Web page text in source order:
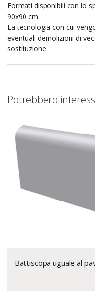
Formati disponibili con lo
90x90 cm.
La tecnologia con cui
eventuali demolizioni di
sostituzione.
Potrebbero
Battiscopa uguale al